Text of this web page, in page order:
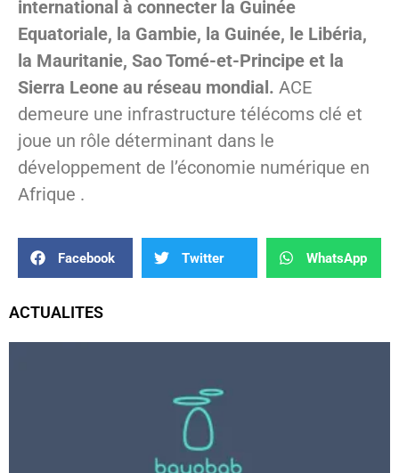
international à connecter la Guinée
Equatoriale, la Gambie, la Guinée, le Libéria,
la Mauritanie, Sao Tomé-et-Principe et la
Sierra Leone au réseau mondial. ACE
demeure une infrastructure télécoms clé et
joue un rôle déterminant dans le
développement de l’économie numérique en
Afrique .
Facebook Twitter WhatsApp
ACTUALITES